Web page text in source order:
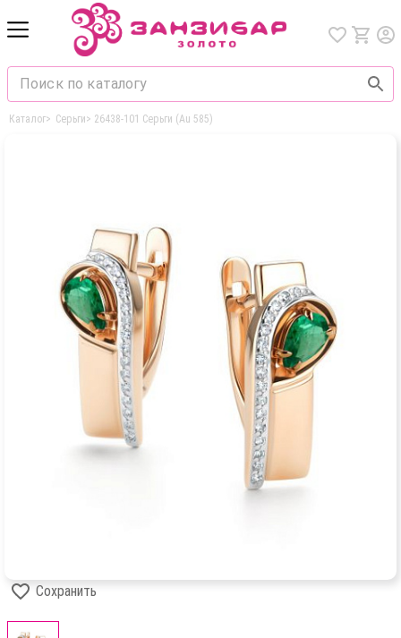
Каталог> Серьги> 26438-101 Серьги (Au 585)
Сохранить